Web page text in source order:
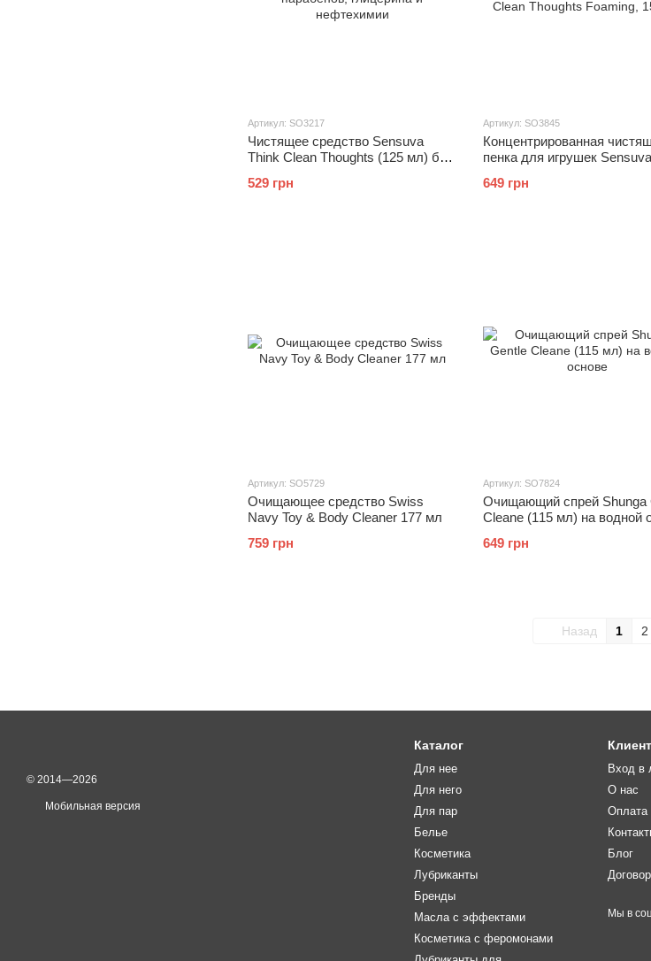
Артикул: SO3217
Чистящее средство Sensuva
Think Clean Thoughts (125 мл) без
нефтехимии
529 грн
Артикул: SO3845
Концентрированная
пенка для игрушек
649 грн
Артикул: SO5729
Очищающее средство Swiss
Navy Toy & Body Cleaner 177 мл
759 грн
Артикул: SO7824
Очищающий спрей Shunga
Cleane (115 мл) на водной
649 грн
Назад 1 2
© 2014—2026
Мобильная версия
Каталог
Для нее
Для него
Для пар
Белье
Косметика
Лубриканты
Бренды
Масла с эффектами
Косметика с феромонами
Вход в
О нас
Оплата
Блог
Мы в